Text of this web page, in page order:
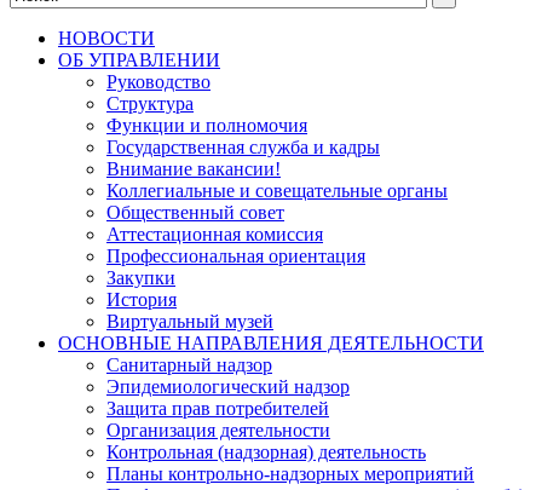
НОВОСТИ
ОБ УПРАВЛЕНИИ
Руководство
Структура
Функции и полномочия
Государственная служба и кадры
Внимание вакансии!
Коллегиальные и совещательные органы
Общественный совет
Аттестационная комиссия
Профессиональная ориентация
Закупки
История
Виртуальный музей
ОСНОВНЫЕ НАПРАВЛЕНИЯ ДЕЯТЕЛЬНОСТИ
Санитарный надзор
Эпидемиологический надзор
Защита прав потребителей
Организация деятельности
Контрольная (надзорная) деятельность
Планы контрольно-надзорных мероприятий